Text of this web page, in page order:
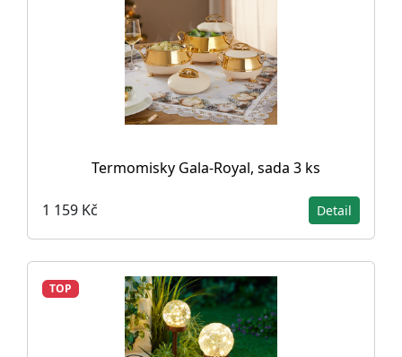
Termomisky Gala-Royal, sada 3 ks
1 159 Kč Detail
TOP